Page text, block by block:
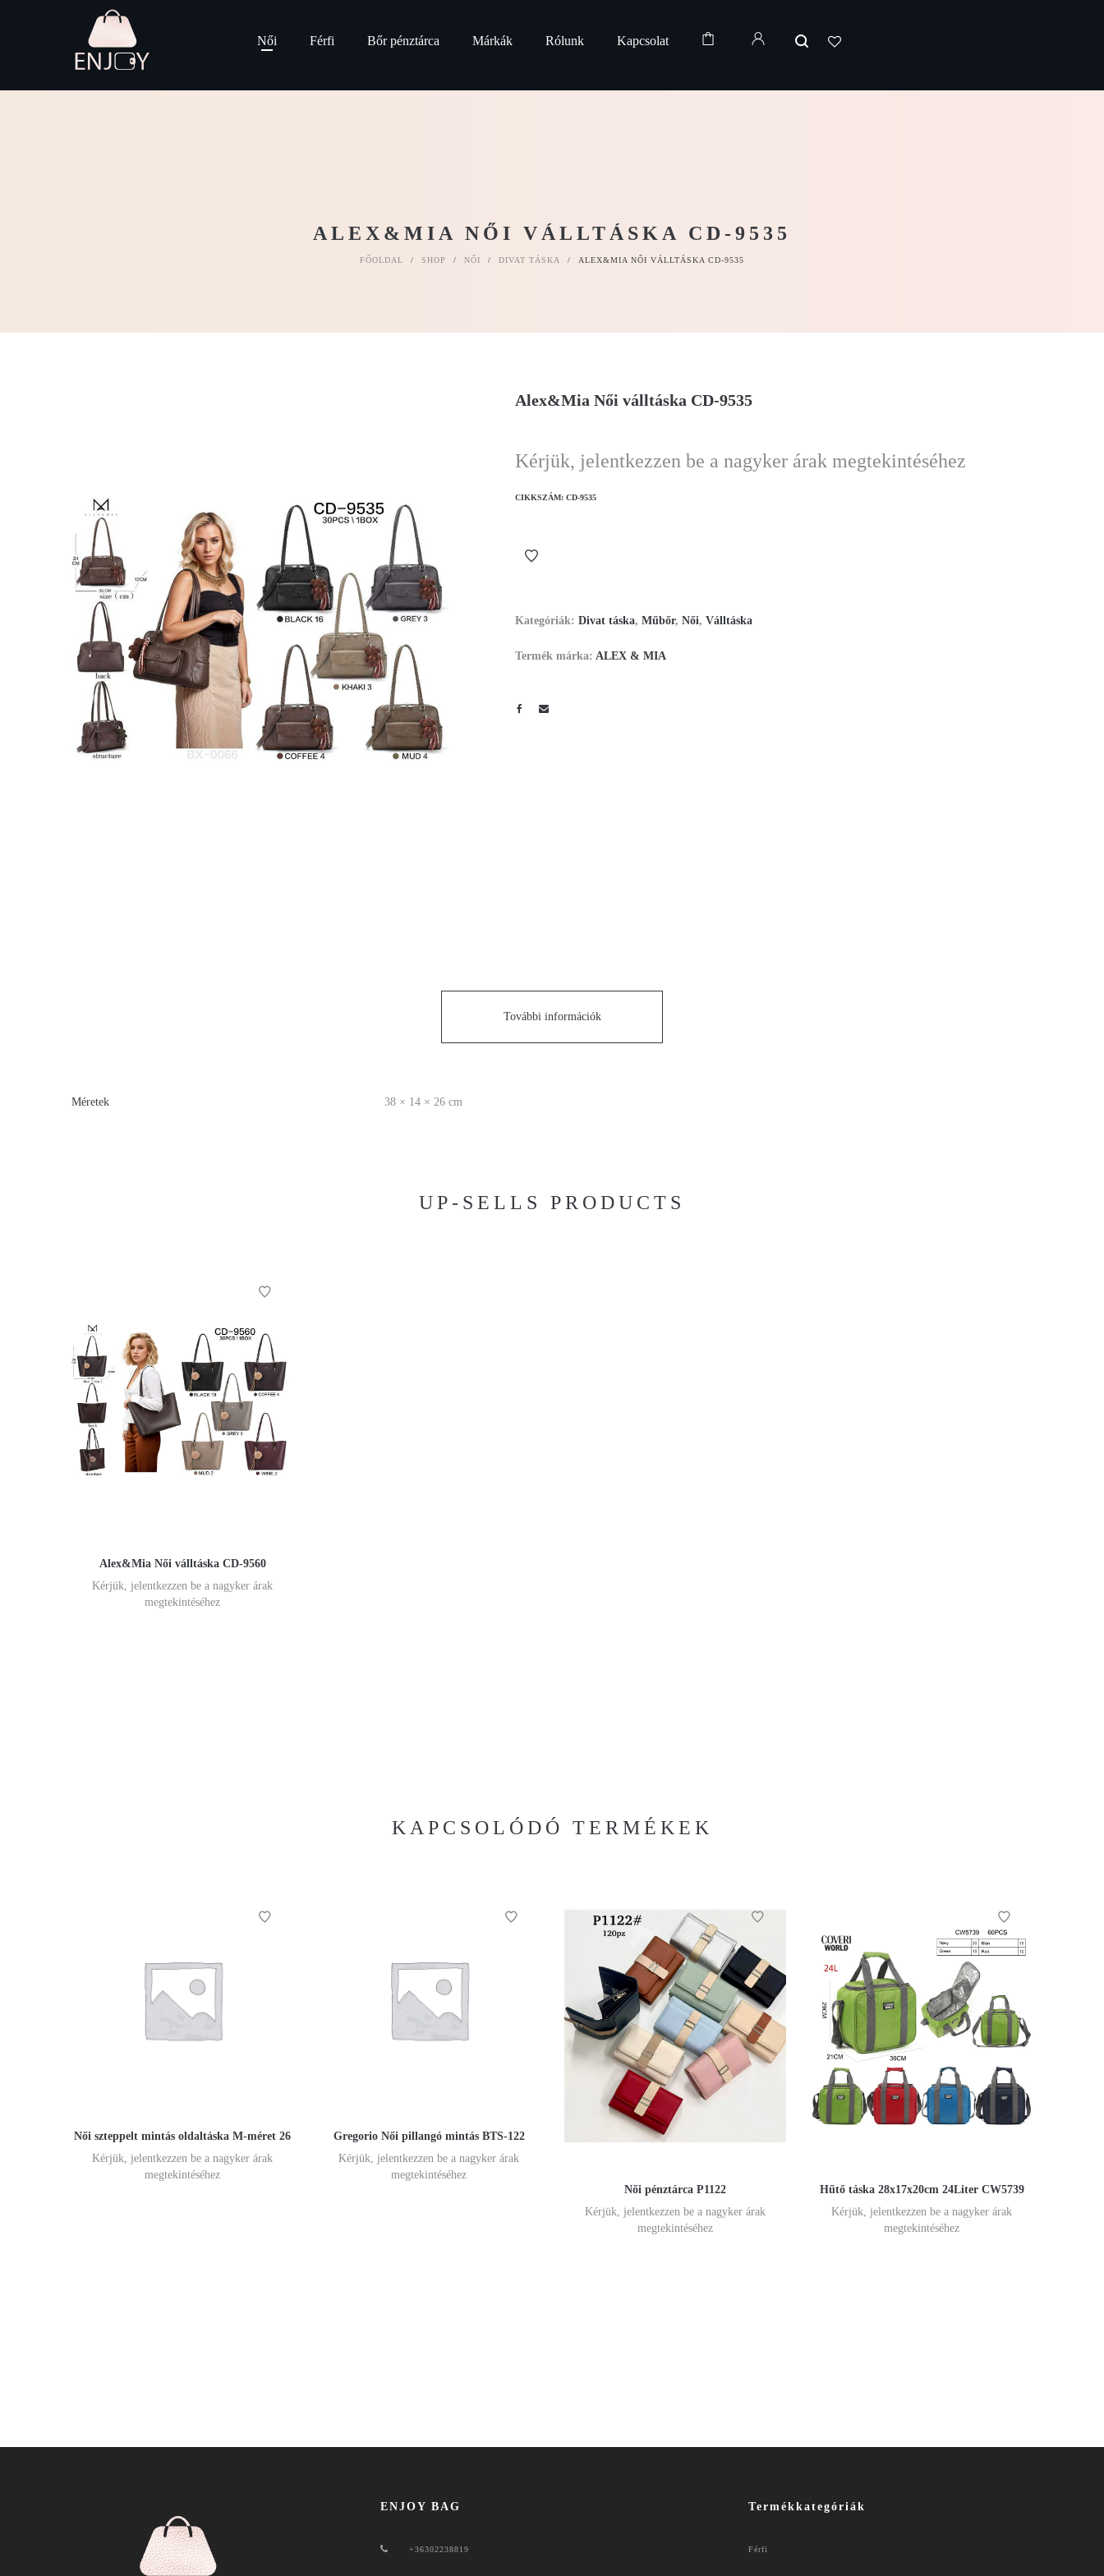
Női Férfi Bőr pénztárca Márkák Rólunk Kapcsolat
ALEX&MIA NŐI VÁLLTÁSKA CD-9535
FŐOLDAL / SHOP / NŐI / DIVAT TÁSKA / ALEX&MIA NŐI VÁLLTÁSKA CD-9535
Alex&Mia Női válltáska CD-9535
Kérjük, jelentkezzen be a nagyker árak megtekintéséhez
CIKKSZÁM: CD-9535
Kategóriák: Divat táska, Műbőr, Női, Válltáska
Termék márka: ALEX & MIA
További információk
Méretek 38 × 14 × 26 cm
UP-SELLS PRODUCTS
Alex&Mia Női válltáska CD-9560
Kérjük, jelentkezzen be a nagyker árak
megtekintéséhez
KAPCSOLÓDÓ TERMÉKEK
Női szteppelt mintás oldaltáska M-méret 26
Kérjük, jelentkezzen be a nagyker árak
megtekintéséhez
Gregorio Női pillangó mintás BTS-122
Kérjük, jelentkezzen be a nagyker árak
megtekintéséhez
Női pénztárca P1122
Kérjük, jelentkezzen be a nagyker árak
megtekintéséhez
Hűtő táska 28x17x20cm 24Liter CW5739
Kérjük, jelentkezzen be a nagyker árak
megtekintéséhez
ENJOY BAG
+36302238819
Termékkategóriák
Férfi